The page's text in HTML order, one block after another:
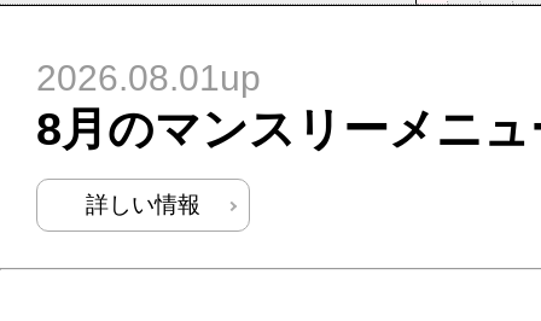
2026.08.01up
8月のマンスリーメニュ
詳しい情報